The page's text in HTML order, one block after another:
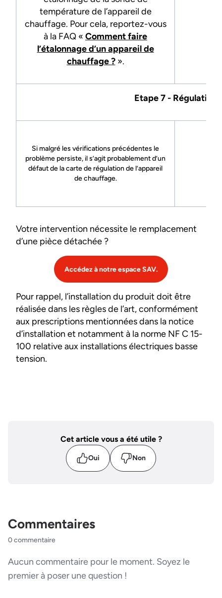
température de l’appareil de
chauffage. Pour cela, reportez-vous
à la FAQ « Comment faire
l’étalonnage d’un appareil de
chauffage ?».
Etape 7 - Régulation
Si malgré les vérifications précédentes le
problème persiste, il s’agit probablement d’un
défaut de la carte de régulation de l’appareil
de chauffage.
Votre intervention nécessite le remplacement
d’une pièce détachée ?
Accédez à notre espace SAV.
Pour rappel, l’installation du produit doit être
réalisée dans les règles de l’art, conformément
aux prescriptions mentionnées dans la notice
d’installation et notamment à la norme NF C 15-
100 relative aux installations électriques basse
tension.
Cet article vous a été utile ?
Oui Non
Commentaires
0 commentaire
Aucun commentaire pour le moment. Soyez le
premier à poser une question !